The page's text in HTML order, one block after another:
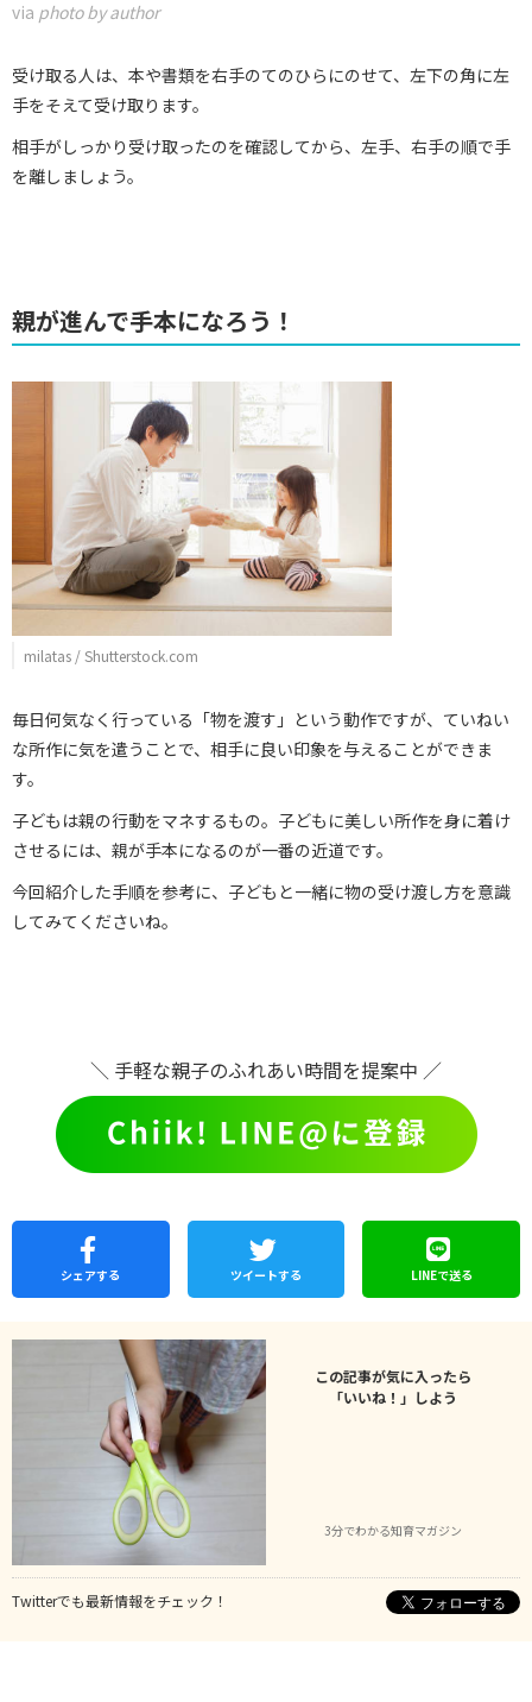
via photo by author
受け取る人は、本や書類を右手のてのひらにのせて、左下の角に左
手をそえて受け取ります。
相手がしっかり受け取ったのを確認してから、左手、右手の順で手
を離しましょう。
親が進んで手本になろう！
milatas / Shutterstock.com
毎日何気なく行っている「物を渡す」という動作ですが、ていねい
な所作に気を遣うことで、相手に良い印象を与えることができま
す。
子どもは親の行動をマネするもの。子どもに美しい所作を身に着け
させるには、親が手本になるのが一番の近道です。
今回紹介した手順を参考に、子どもと一緒に物の受け渡し方を意識
してみてくださいね。
＼ 手軽な親子のふれあい時間を提案中 ／
シェアする ツイートする LINEで送る
この記事が気に入ったら
「いいね！」しよう
3分でわかる知育マガジン
Twitterでも最新情報をチェック！